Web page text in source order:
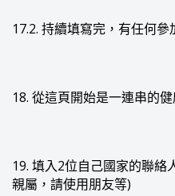
17.2. 持續填寫完，有任何參
18. 從這頁開始是一連串的
19. 填入2位自己國家的聯絡
親屬，請使用朋友等)